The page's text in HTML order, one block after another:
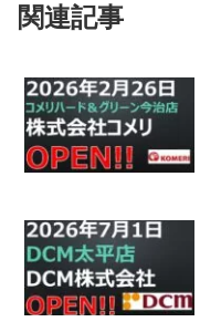
関連記事